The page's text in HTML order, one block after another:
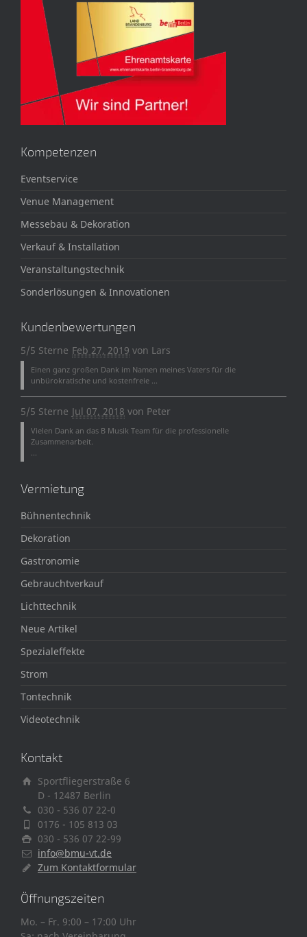
Kompetenzen
Eventservice
Venue Management
Messebau & Dekoration
Verkauf & Installation
Veranstaltungstechnik
Sonderlösungen & Innovationen
Kundenbewertungen
5/5 Sterne Feb 27, 2019 von Lars
Einen ganz großen Dank im Namen meines Vaters für die
unbürokratische und kostenfreie ...
5/5 Sterne Jul 07, 2018 von Peter
Vielen Dank an das B Musik Team für die professionelle
Zusammenarbeit.
...
Vermietung
Bühnentechnik
Dekoration
Gastronomie
Gebrauchtverkauf
Lichttechnik
Neue Artikel
Spezialeffekte
Strom
Tontechnik
Videotechnik
Kontakt
Sportfliegerstraße 6
D - 12487 Berlin
030 - 536 07 22-0
0176 - 105 813 03
030 - 536 07 22-99
info@bmu-vt.de
Zum Kontaktformular
Öffnungszeiten
Mo. – Fr. 9:00 – 17:00 Uhr